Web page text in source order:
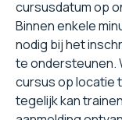
cursusdatum op
Binnen enkele
nodig bij het
te ondersteunen.
cursus op locatie
tegelijk kan